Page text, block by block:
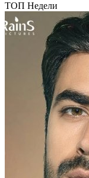
ТОП Недели